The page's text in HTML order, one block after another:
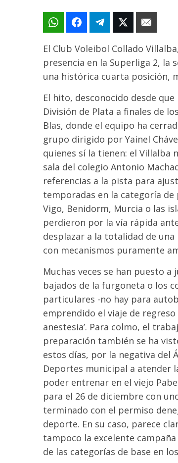
El Club Voleibol Collado
presencia en la Superliga 2, la
una histórica cuarta posición,
El hito, desconocido desde
División de Plata a finales de
Blas, donde el equipo ha
grupo dirigido por Yainel
quienes sí la tienen: el Villalba
sala del colegio Antonio
referencias a la pista para
temporadas en la categoría
Vigo, Benidorm, Murcia o las
perdieron por la vía rápida
desplazar a la totalidad de
con mecanismos puramente
Muchas veces se han puesto a
bajados de la furgoneta o los
particulares -no hay para
emprendido el viaje de regreso
anestesia’. Para colmo, el
preparación también se ha
estos días, por la negativa del
Deportes municipal a atender
poder entrenar en el viejo
para el 26 de diciembre con
terminado con el permiso
deporte. En su caso, parece
tampoco la excelente
de las categorías de base en